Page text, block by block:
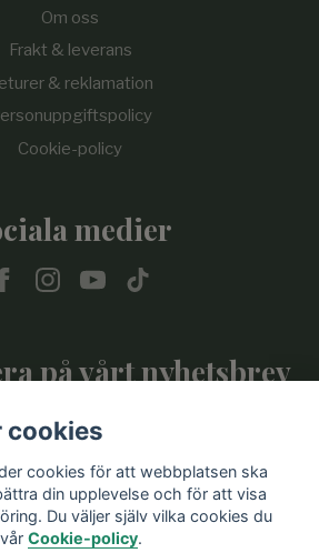
Om oss
Frakt & leverans
& reklamation
Cookie-policy
medier
på vårt nyhetsbrev
cookies
cookies för att webbplatsen ska
din upplevelse och för att visa
Du väljer själv vilka cookies du
Cookie-policy.